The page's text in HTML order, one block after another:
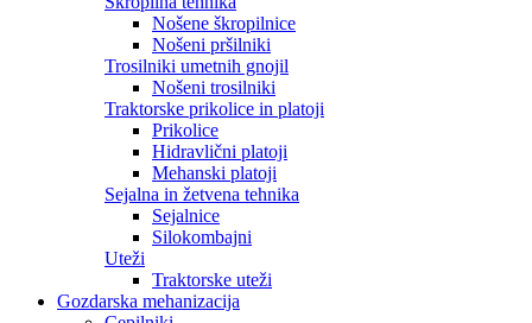
Nošene škropilnice
Nošeni pršilniki
Trosilniki umetnih gnojil
Nošeni trosilniki
Traktorske prikolice in platoji
Prikolice
Hidravlični platoji
Mehanski platoji
Sejalna in žetvena tehnika
Sejalnice
Silokombajni
Uteži
Traktorske uteži
Gozdarska mehanizacija